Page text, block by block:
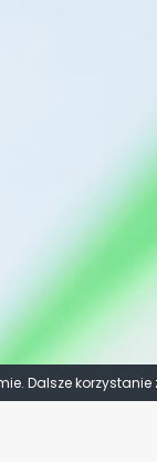
Dalsze